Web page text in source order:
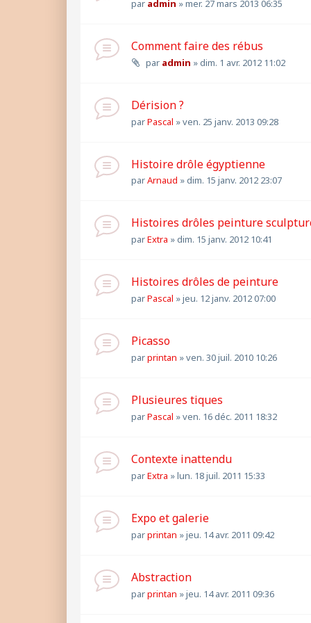
par admin »mer. 27 mars 2013 06:35
Comment faire des rébus
par admin »dim. 1 avr. 2012 11:02
Dérision ?
parPascal »ven. 25 janv. 2013 09:28
Histoire drôle égyptienne
parArnaud »dim. 15 janv. 2012 23:07
Histoires drôles peinture
parExtra »dim. 15 janv. 2012 10:41
Histoires drôles de peinture
parPascal »jeu. 12 janv. 2012 07:00
Picasso
parprintan »ven. 30 juil. 2010 10:26
Plusieures tiques
parPascal »ven. 16 déc. 2011 18:32
Contexte inattendu
parExtra »lun. 18 juil. 2011 15:33
Expo et galerie
parprintan »jeu. 14 avr. 2011 09:42
Abstraction
parprintan »jeu. 14 avr. 2011 09:36